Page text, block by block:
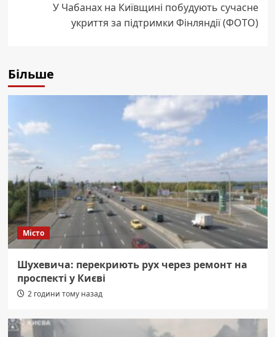
У Чабанах на Київщині побудують сучасне
укриття за підтримки Фінляндії (ФОТО)
Більше
Місто
Шухевича: перекриють рух через ремонт на
проспекті у Києві
2 години тому назад